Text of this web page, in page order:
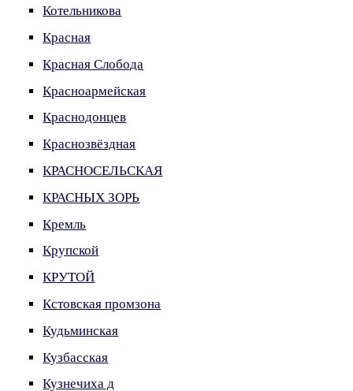
Котельникова
Красная
Красная Слобода
Красноармейская
Краснодонцев
Краснозвёздная
КРАСНОСЕЛЬСКАЯ
КРАСНЫХ ЗОРЬ
Кремль
Крупской
КРУТОЙ
Кстовская промзона
Кудьминская
Кузбасская
Кузнечиха д